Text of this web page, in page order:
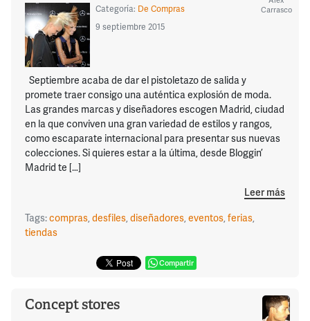
Carrasco
Categoría: De Compras
9 septiembre 2015
Septiembre acaba de dar el pistoletazo de salida y
promete traer consigo una auténtica explosión de moda.
Las grandes marcas y diseñadores escogen Madrid, ciudad
en la que conviven una gran variedad de estilos y rangos,
como escaparate internacional para presentar sus nuevas
colecciones. Si quieres estar a la última, desde Bloggin’
Madrid te […]
Leer más
Tags:compras,desfiles,diseñadores,eventos,ferias,
tiendas
Compartir
Concept stores